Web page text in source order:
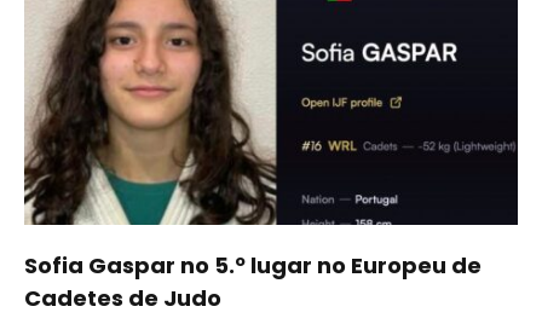
Sofia Gaspar no 5.º lugar no Europeu de
Cadetes de Judo